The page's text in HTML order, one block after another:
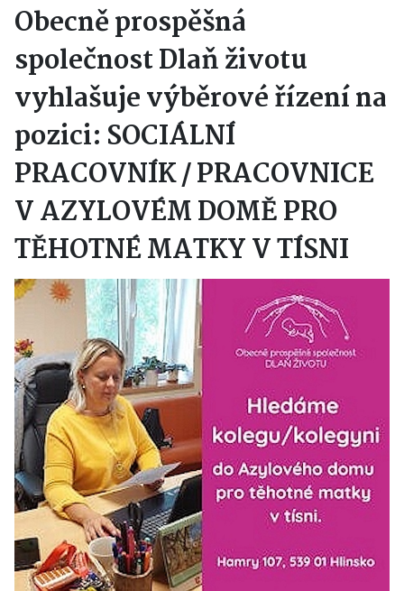
Obecně prospěšná
společnost Dlaň životu
vyhlašuje výběrové řízení na
pozici: SOCIÁLNÍ
PRACOVNÍK / PRACOVNICE
V AZYLOVÉM DOMĚ PRO
TĚHOTNÉ MATKY V TÍSNI